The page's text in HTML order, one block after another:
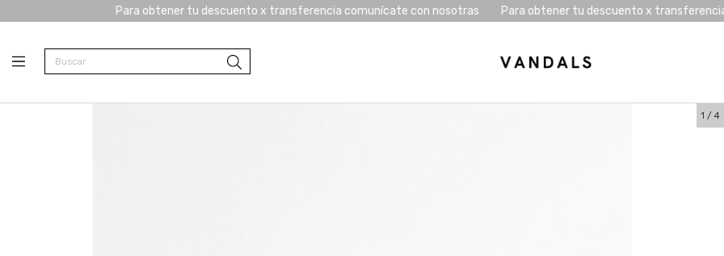
Para obtener tu descuento x transferencia comunícate con nosotras Para obtener tu descuento x transferencia
1 / 4